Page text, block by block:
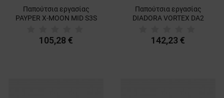
Παπούτσια εργασίας
PAYPER X-MOON MID S3S
SPRITZ
105,28 €
Παπούτσια εργασίας
DIADORA VORTEX DA2
142,23 €